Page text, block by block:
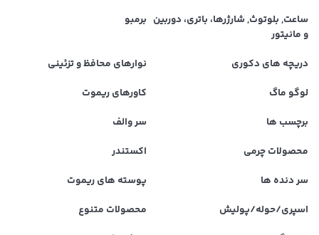
ساعت, بلوتوث, شارژرها، باتری، دوربین
و مانیتور
برمبو
دریچه های دکوری
نوارهای محافظ و تزئینی
لوگو ماگ
کاورهای ریموت
برچسب ها
سر والف
محصولات چرمی
اکستندر
سر دنده ها
پوسته های ریموت
اسپری/حوله/پولیش
محصولات متنوع